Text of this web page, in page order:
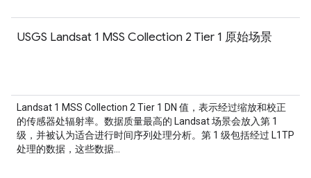
USGS Landsat 1 MSS Collection 2 Tier 1 原始场景
Landsat 1 MSS Collection 2 Tier 1 DN 值，表示经过缩放和校正
的传感器处辐射率。数据质量最高的 Landsat 场景会放入第 1
级，并被认为适合进行时间序列处理分析。第 1 级包括经过 L1TP
处理的数据，这些数据…